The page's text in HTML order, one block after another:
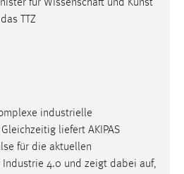
für Wissenschaft und Kunst
TTZ
industrielle
liefert AKIPAS
für die aktuellen
Industrie 4.0 und zeigt dabei auf,